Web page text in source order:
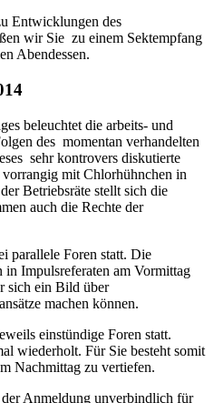
Entwicklungen des
wir Sie zu einem Sektempfang
Abendessen.
beleuchtet die arbeits- und
des momentan verhandelten
sehr kontrovers diskutierte
mit Chlorhühnchen in
Betriebsräte stellt sich die
auch die Rechte der
parallele Foren statt. Die
in Impulsreferaten am Vormittag
sich ein Bild über
machen können.
einstündige Foren statt.
wiederholt. Für Sie besteht somit
Nachmittag zu vertiefen.
Anmeldung unverbindlich für